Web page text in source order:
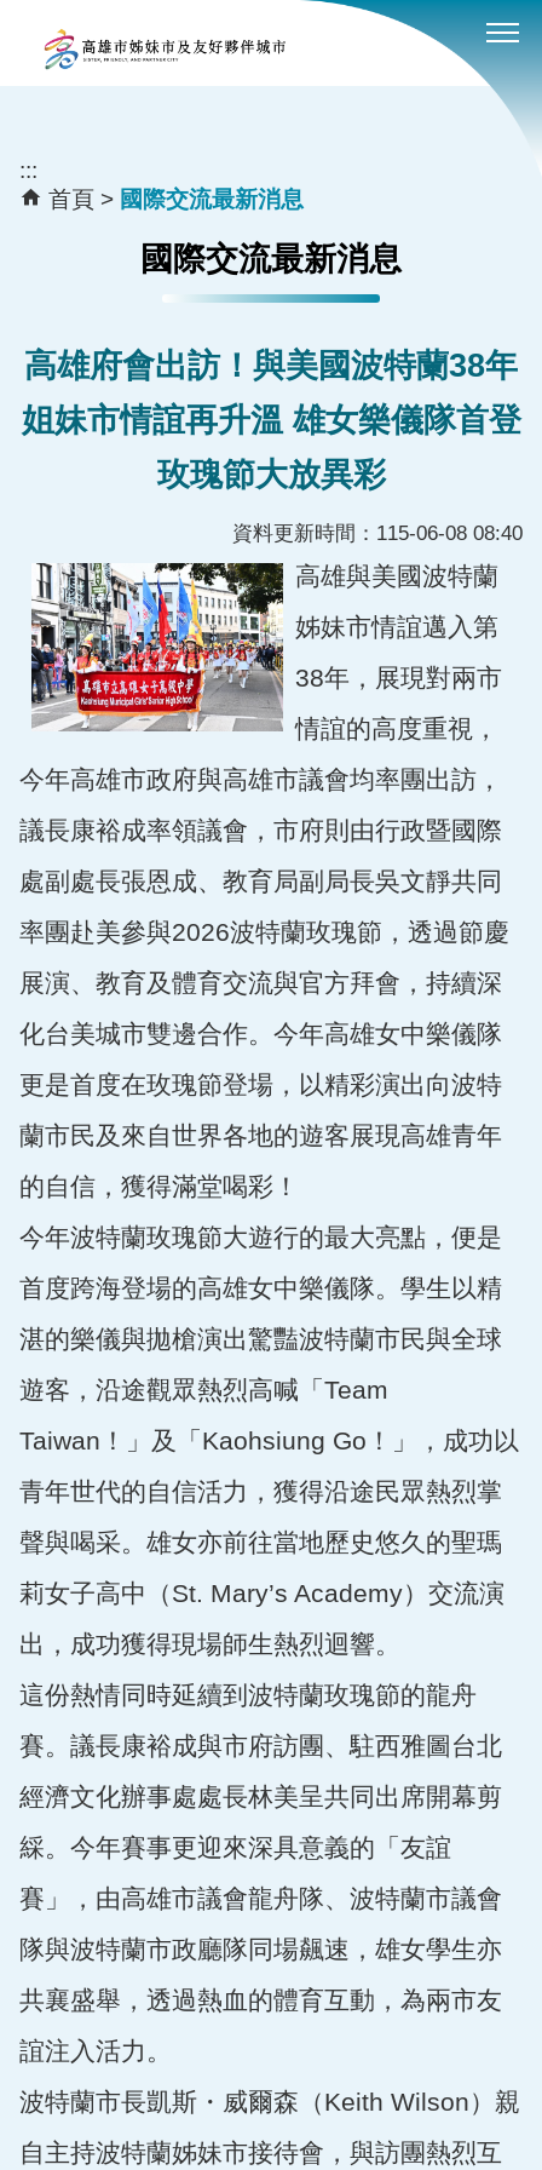
跳到主要內容區塊
:::
:::
國際交流最新消息
首頁 國際交流最新消息
高雄府會出訪！與美國波特蘭38年
姐妹市情誼再升溫 雄女樂儀隊首登
玫瑰節大放異彩
資料更新時間：115-06-08 08:40
高雄與美國波特蘭
姊妹市情誼邁入第
38年，展現對兩市
情誼的高度重視，
今年高雄市政府與高雄市議會均率團出訪，
議長康裕成率領議會，市府則由行政暨國際
處副處長張恩成、教育局副局長吳文靜共同
率團赴美參與2026波特蘭玫瑰節，透過節慶
展演、教育及體育交流與官方拜會，持續深
化台美城市雙邊合作。今年高雄女中樂儀隊
更是首度在玫瑰節登場，以精彩演出向波特
蘭市民及來自世界各地的遊客展現高雄青年
的自信，獲得滿堂喝彩！
今年波特蘭玫瑰節大遊行的最大亮點，便是
首度跨海登場的高雄女中樂儀隊。學生以精
湛的樂儀與拋槍演出驚豔波特蘭市民與全球
遊客，沿途觀眾熱烈高喊「Team
Taiwan！」及「Kaohsiung Go！」，成功以
青年世代的自信活力，獲得沿途民眾熱烈掌
聲與喝采。雄女亦前往當地歷史悠久的聖瑪
莉女子高中（St. Mary’s Academy）交流演
出，成功獲得現場師生熱烈迴響。
這份熱情同時延續到波特蘭玫瑰節的龍舟
賽。議長康裕成與市府訪團、駐西雅圖台北
經濟文化辦事處處長林美呈共同出席開幕剪
綵。今年賽事更迎來深具意義的「友誼
賽」，由高雄市議會龍舟隊、波特蘭市議會
隊與波特蘭市政廳隊同場飆速，雄女學生亦
共襄盛舉，透過熱血的體育互動，為兩市友
誼注入活力。
波特蘭市長凱斯・威爾森（Keith Wilson）親
自主持波特蘭姊妹市接待會，與訪團熱烈互